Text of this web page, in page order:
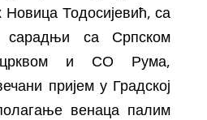
Новица Тодосијевић, са
сарадњи са Српском
црквом и СО Рума,
пријем у Градској
венаца палим